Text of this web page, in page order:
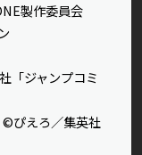
製作委員会
「ジャンプコミ
ぴえろ／集英社